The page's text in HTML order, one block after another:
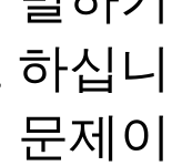
하십
문제